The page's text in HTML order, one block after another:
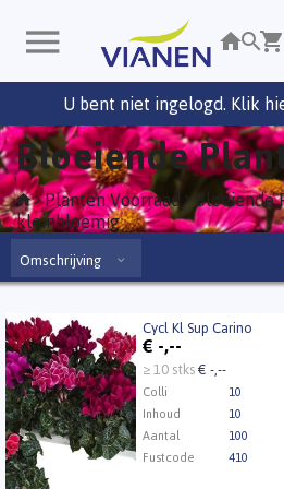
U bent niet ingelogd. Klik
Bloeiende
Planten Voorraad Bloeiende
kleinbloemig
Omschrijving
Cycl Kl Sup Carino
€ -,--
≥ 10 stks€ -,--
Colli 10
Inhoud
10
Aantal
100
Fustcode
410
Cycl Kl Sup Carino
U moet ingelogd zijn om te
om in te loggen.